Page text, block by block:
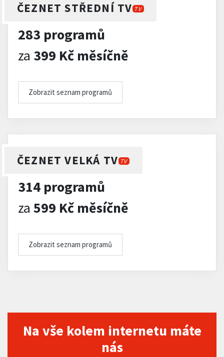
ČEZNET STŘEDNÍ TV TV
283 programů
za 399 Kč měsíčně
Zobrazit seznam programů
ČEZNET VELKÁ TV TV
314 programů
za 599 Kč měsíčně
Zobrazit seznam programů
Na vše kolem internetu máte
nás